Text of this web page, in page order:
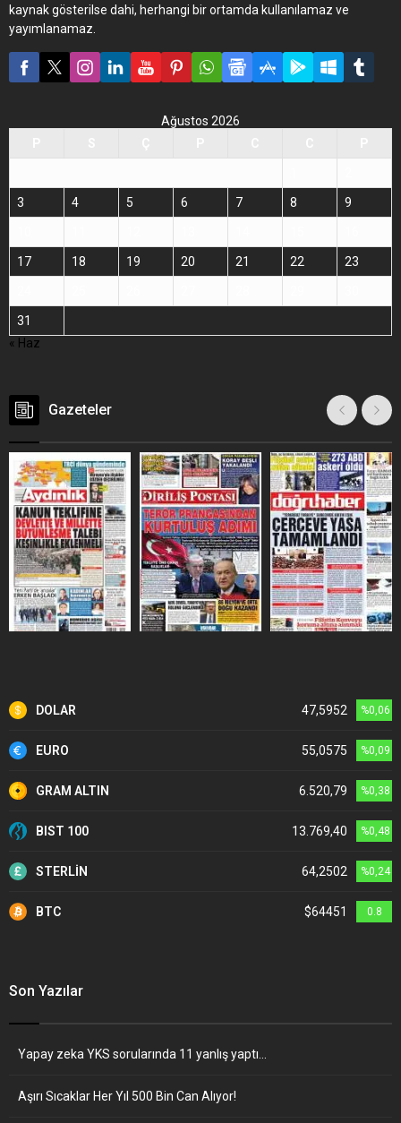
kaynak gösterilse dahi, herhangi bir ortamda kullanılamaz ve
yayımlanamaz.
Ağustos 2026
3 4 5 6 7 8 9
17 18 19 20 21 22 23
31
« Haz
Gazeteler
DOLAR 47,5952 %0,06
EURO 55,0575 %0,09
GRAM ALTIN 6.520,79 %0,38
BIST 100 13.769,40 %0,48
STERLİN 64,2502 %0,24
BTC $64451 0.8
Son Yazılar
Yapay zeka YKS sorularında 11 yanlış yaptı…
Aşırı Sıcaklar Her Yıl 500 Bin Can Alıyor!